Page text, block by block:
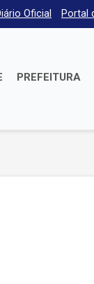
Oficial Portal
PREFEITURA